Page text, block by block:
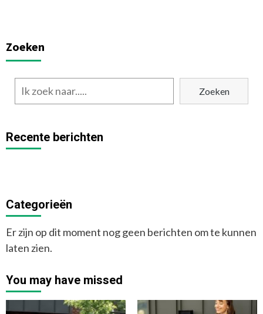
Zoeken
Zoeken
Recente berichten
Categorieën
Er zijn op dit moment nog geen berichten om te kunnen
laten zien.
You may have missed